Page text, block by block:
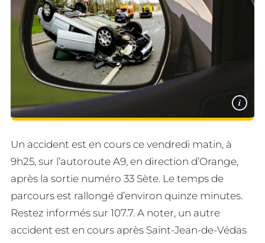
i
Un accident est en cours ce vendredi matin, à
9h25, sur l’autoroute A9, en direction d’Orange,
après la sortie numéro 33 Sète. Le temps de
parcours est rallongé d’environ quinze minutes.
Restez informés sur 107.7. A noter, un autre
accident est en cours après Saint-Jean-de-Védas